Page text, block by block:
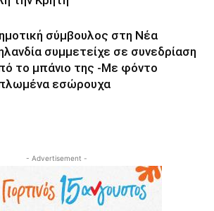
σύμβουλος στη Νέα
συμμετείχε σε συνεδρίαση
το μπάνιο της -Με φόντο
εσώρουχα
- Advertisement -